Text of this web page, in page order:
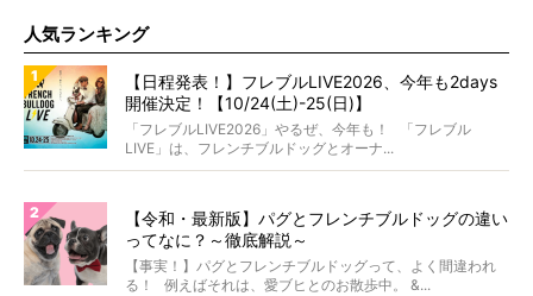
人気ランキング
【日程発表！】フレブルLIVE2026、今年も2days
開催決定！【10/24(土)-25(日)】
「フレブルLIVE2026」やるぜ、今年も！ 「フレブル
LIVE」は、フレンチブルドッグとオーナ...
【令和・最新版】パグとフレンチブルドッグの違い
ってなに？～徹底解説～
【事実！】パグとフレンチブルドッグって、よく間違われ
る！ 例えばそれは、愛ブヒとのお散歩中。 &...